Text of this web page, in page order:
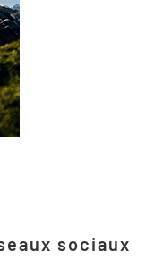
sociaux